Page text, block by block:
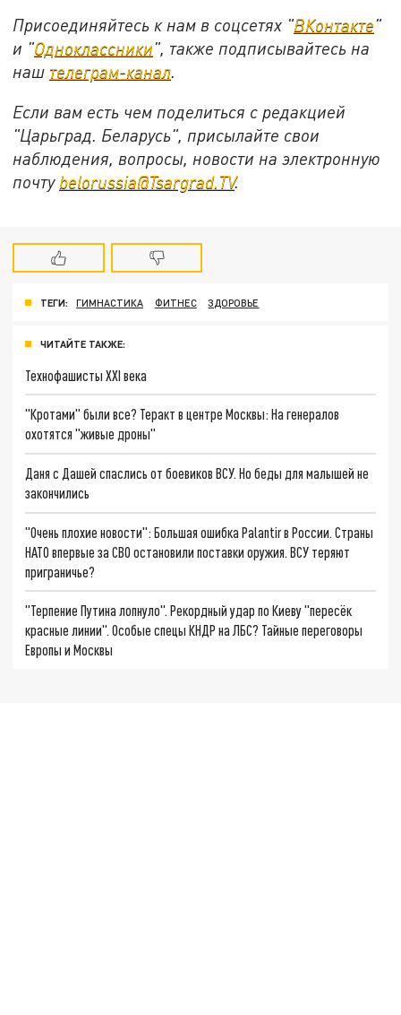
Присоединяйтесь к нам в соцсетях "ВКонтакте"
и "Одноклассники", также подписывайтесь на
наш телеграм-канал
Если вам есть чем поделиться с редакцией
"Царьград. Беларусь", присылайте свои
наблюдения, вопросы, новости на электронную
почту belorussia@Tsargrad.TV.
ТЕГИ: ГИМНАСТИКА ФИТНЕС ЗДОРОВЬЕ
ЧИТАЙТЕ ТАКЖЕ:
Технофашисты XXI века
"Кротами" были все? Теракт в центре Москвы: На генералов
охотятся "живые дроны"
Даня с Дашей спаслись от боевиков ВСУ. Но беды для малышей не
закончились
"Очень плохие новости": Большая ошибка Palantir в России. Страны
НАТО впервые за СВО остановили поставки оружия. ВСУ теряют
приграничье?
"Терпение Путина лопнуло". Рекордный удар по Киеву "пересёк
красные линии". Особые спецы КНДР на ЛБС? Тайные переговоры
Европы и Москвы